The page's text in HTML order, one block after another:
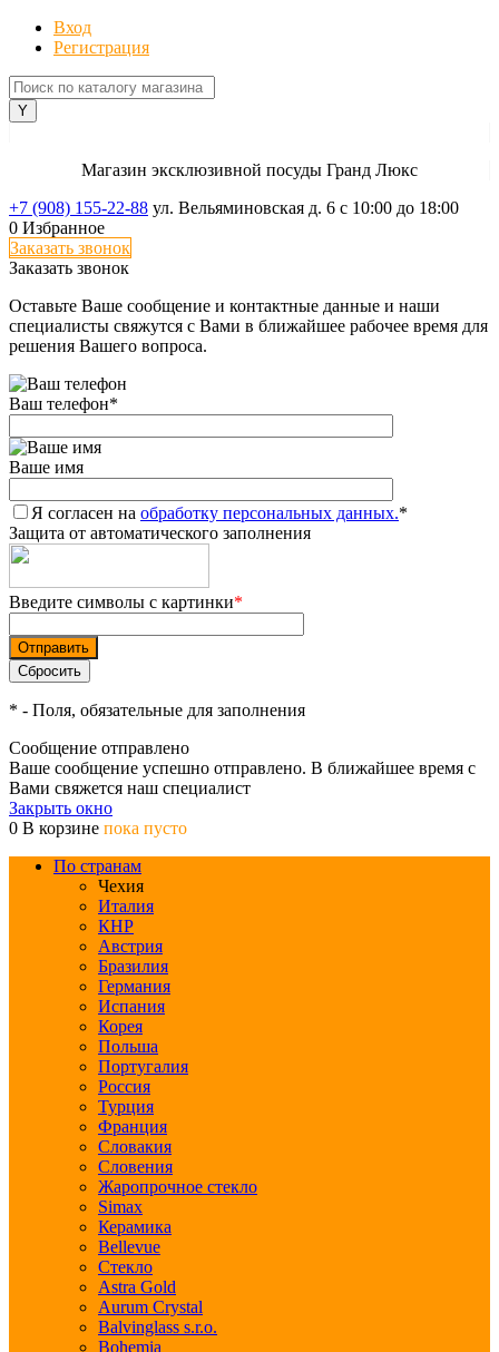
Вход
Регистрация
Магазин эксклюзивной посуды Гранд Люкс
+7 (908) 155-22-88 ул. Вельяминовская д. 6 с 10:00 до 18:00
0 Избранное
Заказать звонок
Заказать звонок
Оставьте Ваше сообщение и контактные данные и наши
специалисты свяжутся с Вами в ближайшее рабочее время для
решения Вашего вопроса.
Ваш телефон*
Ваше имя
Я согласен на обработку персональных данных.*
Защита от автоматического заполнения
Введите символы с картинки*
* - Поля, обязательные для заполнения
Сообщение отправлено
Ваше сообщение успешно отправлено. В ближайшее время с
Вами свяжется наш специалист
Закрыть окно
0 В корзине пока пусто
По странам
Чехия
Италия
КНР
Австрия
Бразилия
Германия
Испания
Корея
Польша
Португалия
Россия
Турция
Франция
Словакия
Словения
Жаропрочное стекло
Simax
Керамика
Bellevue
Стекло
Astra Gold
Aurum Crystal
Balvinglass s.r.o.
Bohemia